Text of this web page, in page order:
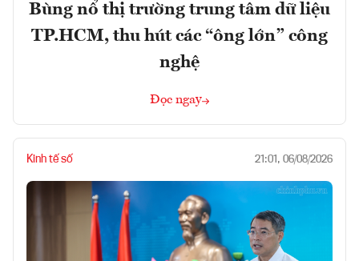
Bùng nổ thị trường trung tâm dữ liệu
TP.HCM, thu hút các “ông lớn” công
nghệ
Đọc ngay
Kinh tế số 21:01, 06/08/2026